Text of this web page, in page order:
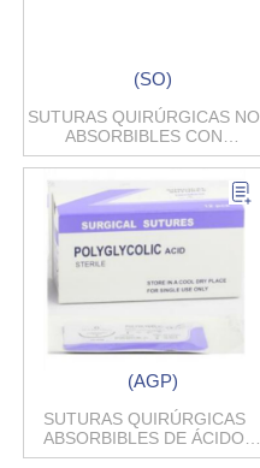
(SO)
SUTURAS QUIRÚRGICAS NO
ABSORBIBLES CON
ALAMBRE DE ACERO
INOXIDABLE
(AGP)
SUTURAS QUIRÚRGICAS
ABSORBIBLES DE ÁCIDO
POLIGLICÓLICO